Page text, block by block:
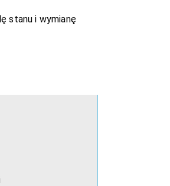
stanu i wymianę